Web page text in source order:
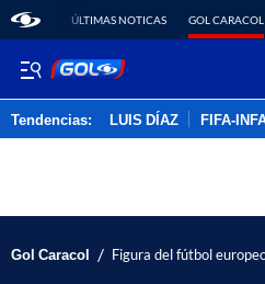
ÚLTIMAS NOTICAS GOL CARACOL
Tendencias: LUIS DÍAZ FIFA-
Gol Caracol / Figura del fútbol